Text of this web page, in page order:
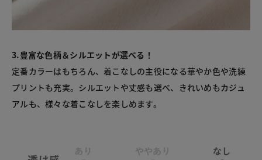
3.豊富な色柄＆シルエットが選べる！
定番カラーはもちろん、着こなしの主役になる華やか色や洗練
プリントも充実。シルエットや丈感も選べ、きれいめもカジュ
アルも、様々な着こなしを楽しめます。